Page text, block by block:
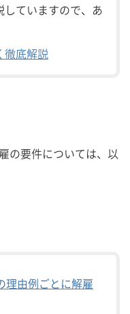
ていますので、あ
徹底解説
の要件については、以
理由例ごとに解雇